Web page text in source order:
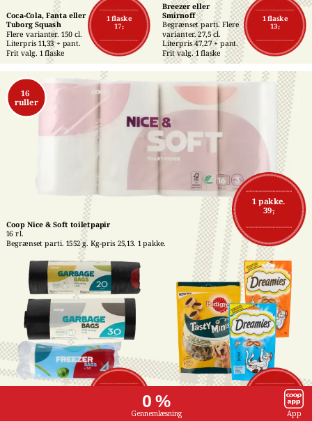
0 %
Gennemlæsning App
1 flaske
17,-
Coca-Cola, Fanta eller
Tuborg Squash
Flere varianter. 150 cl.
Literpris 11,33 + pant.
Frit valg. 1 flaske
1 flaske
13,-
Breezer eller
Smirnoff
Begrænset parti. Flere
varianter. 27,5 cl.
Literpris 47,27 + pant.
Frit valg. 1 flaske
16
ruller
1 pakke.
39,-
Coop Nice & Soft toiletpapir
16 rl.
Begrænset parti. 1552 g. Kg-pris 25,13. 1 pakke.
Affaldsposer med Pedigree- eller
Dreamies snacks
Flere varianter. 60-140
g. Kg-pris maks.